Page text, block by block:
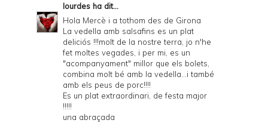
lourdes ha dit...
Hola Mercè i a tothom des de Girona
La vedella amb salsafins es un plat
deliciós !!!molt de la nostre terra, jo n'he
fet moltes vegades, i per mi, es un
"acompanyament" millor que els bolets,
combina molt bé amb la vedella...i també
amb els peus de porc!!!!
Es un plat extraordinari, de festa major
!!!!!
una abraçada